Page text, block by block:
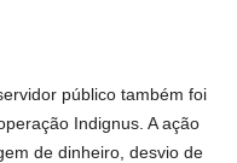
público também foi
Indignus. A ação
de dinheiro, desvio de